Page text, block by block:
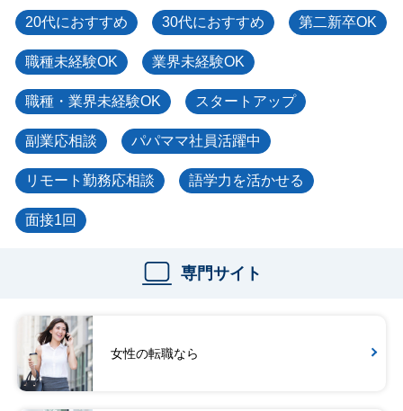
20代におすすめ 30代におすすめ 第二新卒OK
職種未経験OK 業界未経験OK
職種・業界未経験OK スタートアップ
副業応相談 パパママ社員活躍中
リモート勤務応相談 語学力を活かせる
面接1回
専門サイト
女性の転職なら